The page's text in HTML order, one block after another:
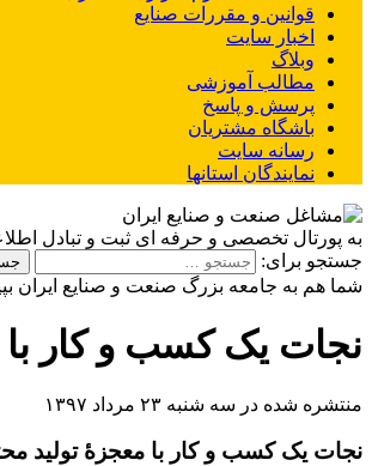
قوانین و مقررات صنایع
اخبار سایت
وبلاگ
مطالب آموزشی
پرسش و پاسخ
باشگاه مشتریان
رسانه سایت
نمایندگان استانها
به پورتال تخصصی و حرفه ای ثبت و تبادل
جستجو برای:
شما هم به جامعه بزرگ صنعت و صنایع ایران
نجات یک کسب و کار با
منتشره شده در سه شنبه ۲۳ مرداد ۱۳۹۷
نجات یک کسب و کار با معجزۀ تولید